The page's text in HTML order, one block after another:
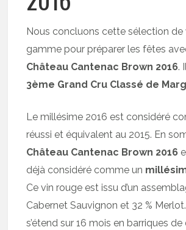
Nous concluons cette sélection de
gamme pour préparer les fêtes
Château Cantenac Brown 2016.
3ème Grand Cru Classé de
Le millésime 2016 est considéré
réussi et équivalent au 2015. En
Château Cantenac Brown 2016
déjà considéré comme un
Ce vin rouge est issu d’un
Cabernet Sauvignon et 32 % Merlot.
s’étend sur 16 mois en barriques de